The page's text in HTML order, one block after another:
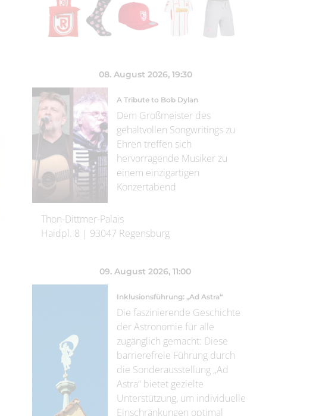
08. August 2026, 19:30
A Tribute to Bob Dylan
Dem Großmeister des
gehaltvollen Songwritings zu
Ehren treffen sich
hervorragende Musiker zu
einem einzigartigen
Konzertabend
Thon-Dittmer-Palais
Haidpl. 8 | 93047 Regensburg
09. August 2026, 11:00
Inklusionsführung: „Ad Astra“
Die faszinierende Geschichte
der Astronomie für alle
zugänglich gemacht: Diese
barrierefreie Führung durch
die Sonderausstellung „Ad
Astra“ bietet gezielte
Unterstützung, um individuelle
Einschränkungen optimal